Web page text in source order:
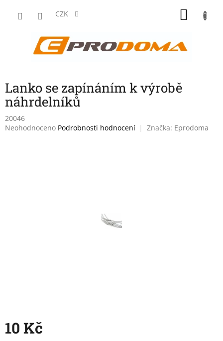
CZK
Lanko se zapínáním k výrobě
náhrdelníků
20046
Průměrné
Neohodnoceno Podrobnosti hodnocení Značka: Eprodoma
10 Kč